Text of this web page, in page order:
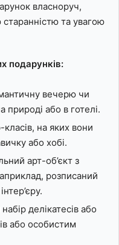
власноруч,
та увагою
подарунків:
вечерю чи
природі або в готелі.
на яких вони
або хобі.
арт-об’єкт з
розписаний
делікатесів або
або особистим